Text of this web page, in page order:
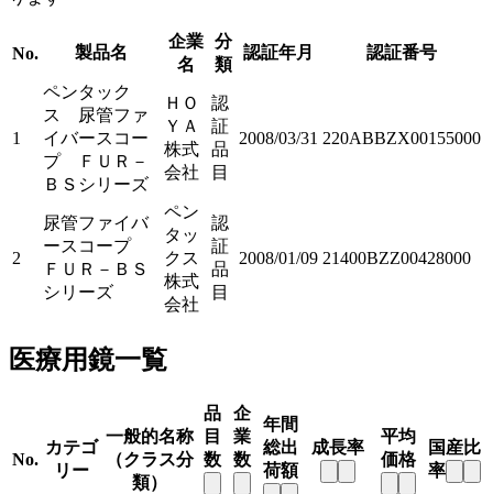
No. 製品名
企業
名
分
類
認証年月 認証番号
1
ペンタック
ス 尿管ファ
イバースコー
プ ＦＵＲ－
ＢＳシリーズ
ＨＯ
ＹＡ
株式
会社
認
証
品
目
2008/03/31 220ABBZX00155000
2
尿管ファイバ
ースコープ
ＦＵＲ－ＢＳ
シリーズ
ペン
タッ
クス
株式
会社
認
証
品
目
2008/01/09 21400BZZ00428000
医療用鏡一覧
No.
カテゴ
リー
一般的名称
（クラス分
類）
品
目
数
企
業
数
年間
総出
荷額
成長率
平均
価格
国産比
率